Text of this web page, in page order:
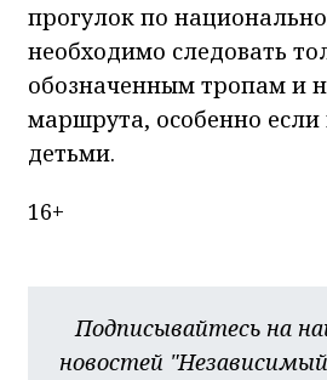
прогулок по
необходимо следовать
обозначенным тропам и
маршрута, особенно если
детьми.
16+
Подписывайтесь на
новостей